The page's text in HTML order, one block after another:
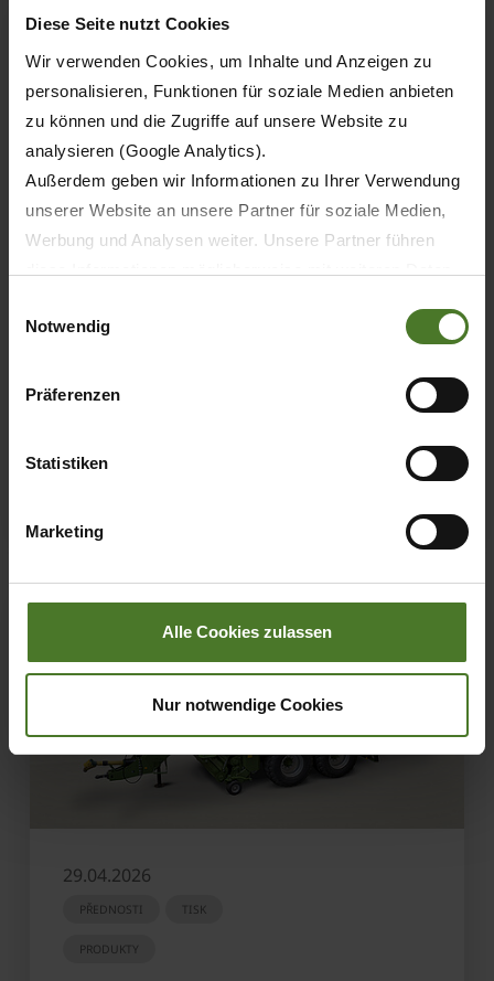
Diese Seite nutzt Cookies
Wir verwenden Cookies, um Inhalte und Anzeigen zu
personalisieren, Funktionen für soziale Medien anbieten
zu können und die Zugriffe auf unsere Website zu
analysieren (Google Analytics).
Außerdem geben wir Informationen zu Ihrer Verwendung
unserer Website an unsere Partner für soziale Medien,
Werbung und Analysen weiter. Unsere Partner führen
sie im Rahmen Ihrer Nutzung der Dienste gesammelt
Wir setzen im Rahmen des Trackings auch Dienstleister
Datenschutzbestimmungen ein, wodurch das Risiko von
behördlichen Zugriffen bzw. von Kontrollverlust bzgl.
Datenschutzhinweise
Notwendig
Präferenzen
Statistiken
Marketing
Alle Cookies zulassen
Nur notwendige Cookies
TISK
30 let KRONE BiG M – první samojízdný
29.04.2026
PŘEDNOSTI TISK
PRODUKTY